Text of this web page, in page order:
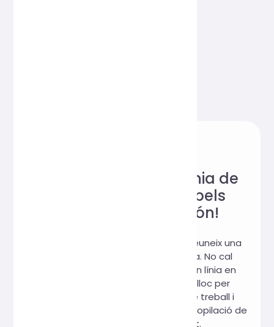
Lloc web d'eines en línia de
confiança, estimat pels
usuaris de tot el món!
Hi, Online Tools és un lloc web que reuneix una
varietat d'eines pràctiques en línia. No cal
descarregar-lo, el podeu utilitzar en línia en
qualsevol moment i en qualsevol lloc per
satisfer les vostres necessitats de treball i
estudi. Us prometem: 100% sense recopilació de
dades d'usuari, 100% gratuït.